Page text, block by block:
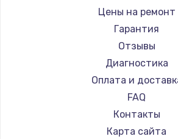
Ремонт ноутбуков
Ремонт ноутбуков
Ремонт ноутбуков
Ремонт ноутбуков
Ремонт ноутбуков
Ремонт ноутбуков
Gigabyte
Aorus
Maibenben
Getac
Epson
Philips
LG
Panasonic
Цены на ремонт
Гарантия
Отзывы
Диагностика
Оплата и
FAQ
Контакты
Карта сайта